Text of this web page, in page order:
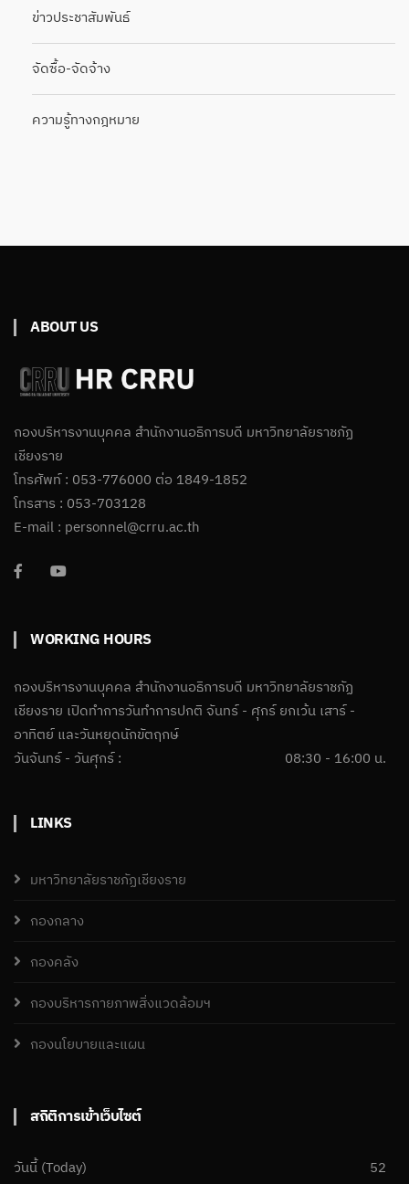
ข่าวประชาสัมพันธ์
จัดซื้อ-จัดจ้าง
ความรู้ทางกฎหมาย
ABOUT US
กองบริหารงานบุคคล สำนักงานอธิการบดี มหาวิทยาลัยราชภัฏ
เชียงราย
โทรศัพท์ : 053-776000 ต่อ 1849-1852
โทรสาร : 053-703128
E-mail : personnel@crru.ac.th
WORKING HOURS
กองบริหารงานบุคคล สำนักงานอธิการบดี มหาวิทยาลัยราชภัฏ
เชียงราย เปิดทำการวันทำการปกติ จันทร์ - ศุกร์ ยกเว้น เสาร์ -
อาทิตย์ และวันหยุดนักขัตฤกษ์
วันจันทร์ - วันศุกร์ :
08:30 - 16:00 น.
LINKS
มหาวิทยาลัยราชภัฏเชียงราย
กองกลาง
กองคลัง
กองบริหารกายภาพสิ่งแวดล้อมฯ
กองนโยบายและแผน
สถิติการเข้าเว็บไซต์
วันนี้ (Today) 52